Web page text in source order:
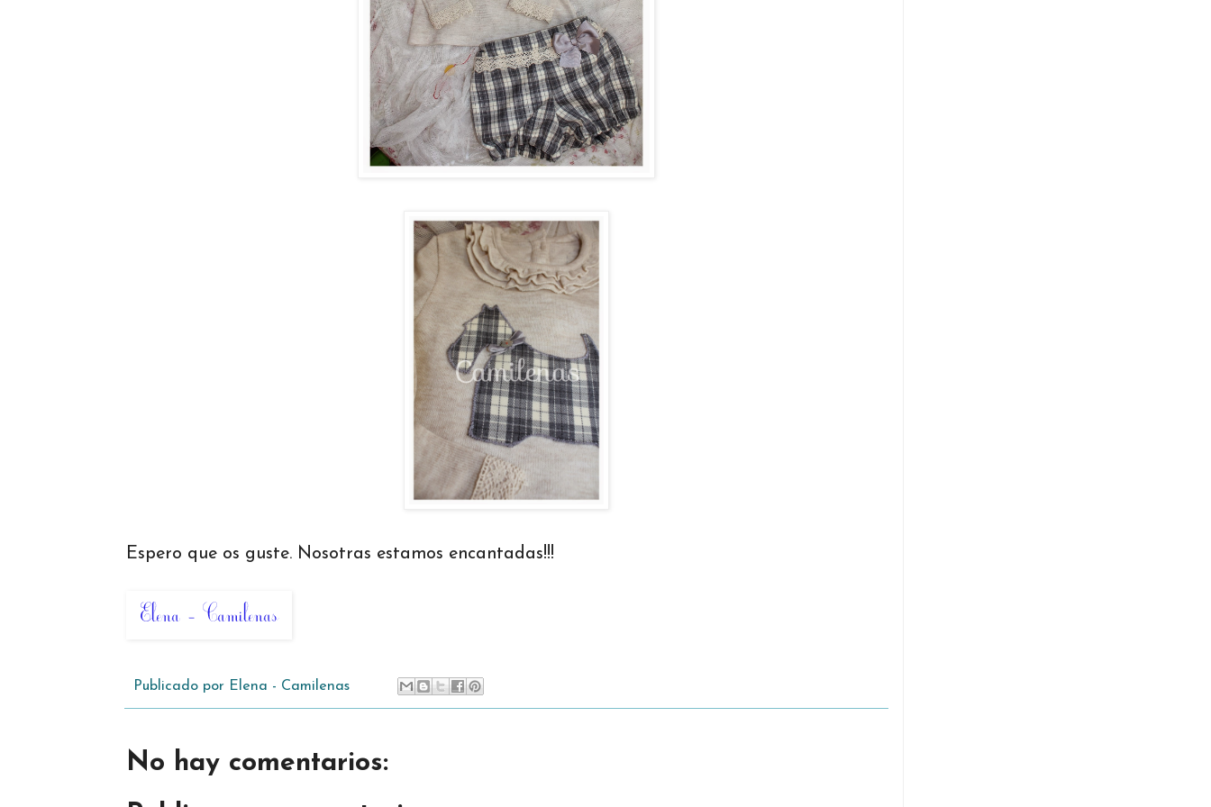
Espero que os guste. Nosotras estamos encantadas!!!
Publicado por Elena - Camilenas
No hay comentarios: